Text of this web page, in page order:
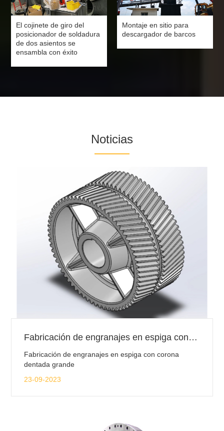
El cojinete de giro del
posicionador de soldadura
de dos asientos se
ensambla con éxito
Montaje en sitio para
descargador de barcos
Noticias
Fabricación de engranajes en espiga con corona dentada grande
Fabricación de engranajes en espiga con corona
dentada grande
23-09-2023